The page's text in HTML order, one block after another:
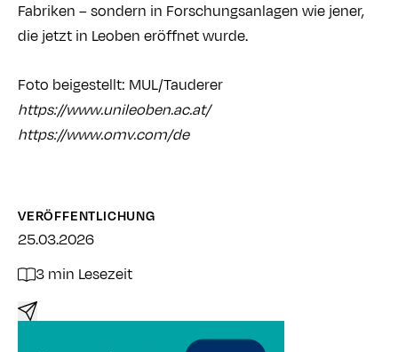
VERÖFFENTLICHUNG
25.03.2026
3 min Lesezeit
Fabriken – sondern in Forschungsanlagen wie jener,
die jetzt in Leoben eröffnet wurde.
Foto beigestellt: MUL/Tauderer
https://www.unileoben.ac.at/
https://www.omv.com/de